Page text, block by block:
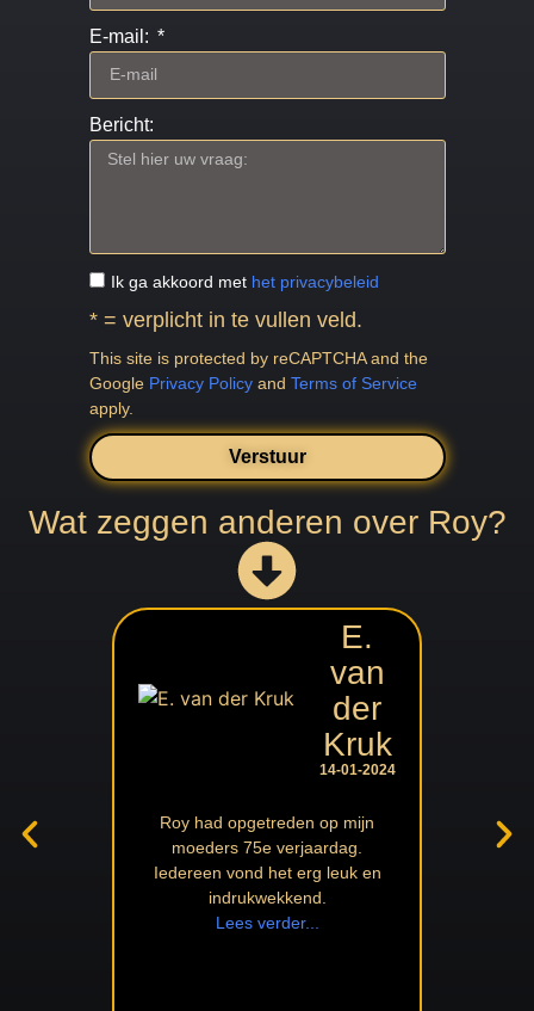
E-mail:
Bericht:
Ik ga akkoord met het privacybeleid
* = verplicht in te vullen veld.
This site is protected by reCAPTCHA and the
Google Privacy Policyand Terms of Service
apply.
Verstuur
Wat zeggen anderen over Roy?
Roy had opgetreden op mijn
moeders 75e verjaardag.
Iedereen vond het erg leuk en
indrukwekkend.
Lees verder...
E.
van
der
Kruk
14-01-2024